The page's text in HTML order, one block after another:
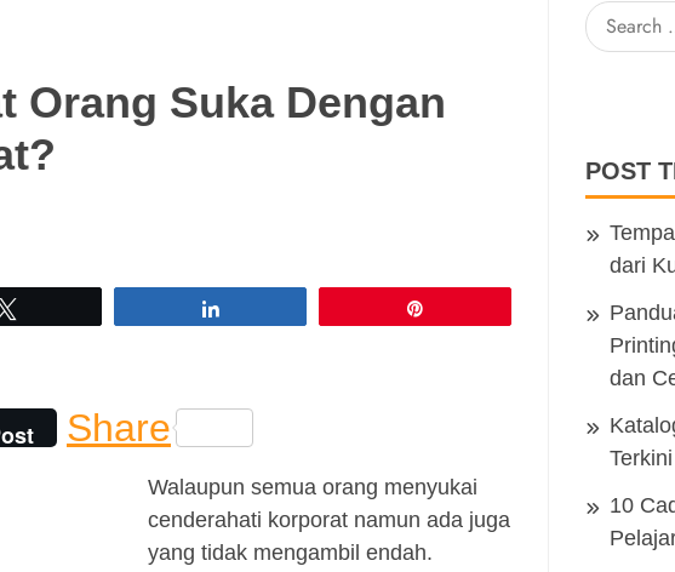
Orang Suka Dengan
Share
Walaupun semua orang menyukai
cenderahati korporat namun ada juga
yang tidak mengambil endah.
Search
for:
POST
dari
dan
10